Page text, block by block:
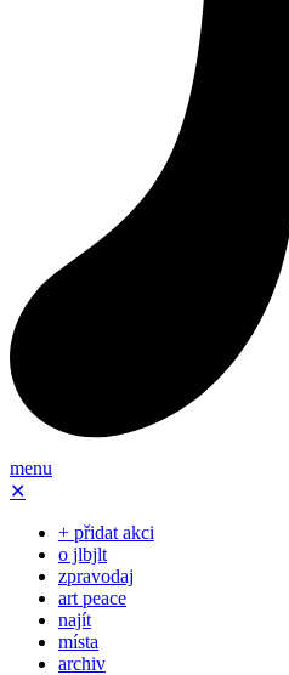
menu
✕
+ přidat akci
o jlbjlt
zpravodaj
art peace
najít
místa
archiv